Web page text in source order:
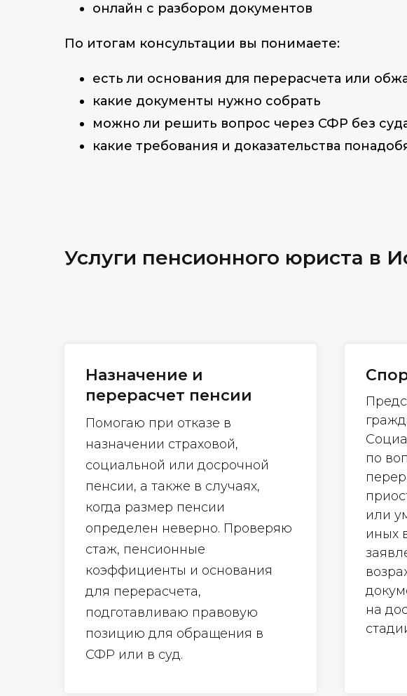
онлайн с разбором документов
По итогам консультации вы понимаете:
есть ли основания для перерасчета или
какие документы нужно собрать
можно ли решить вопрос через СФР без
какие требования и доказательства
Услуги пенсионного юриста в
Назначение и
перерасчет пенсии
Помогаю при отказе в
назначении страховой,
социальной или досрочной
пенсии, а также в случаях,
когда размер пенсии
определен неверно. Проверяю
стаж, пенсионные
коэффициенты и основания
для перерасчета,
подготавливаю правовую
позицию для обращения в
СФР или в суд.
по
или
иных
на